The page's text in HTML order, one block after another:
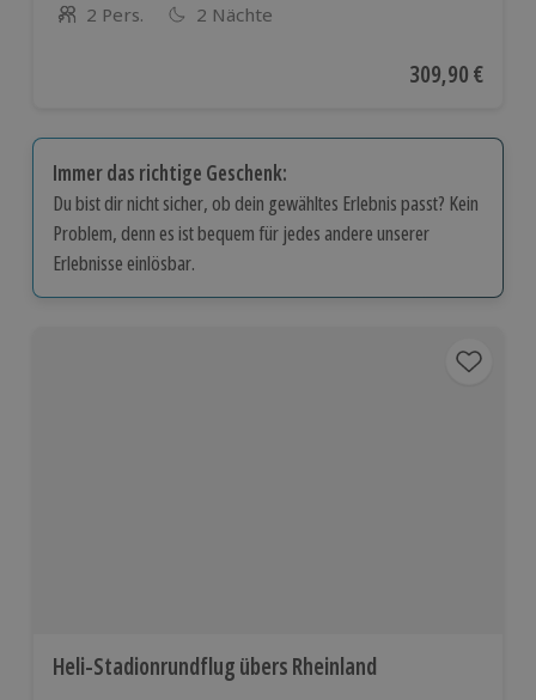
Anzahl der Teilnehmer
2 Pers. 2 Nächte
Aktueller Preis
309,90 €
Immer das richtige Geschenk:
Du bist dir nicht sicher, ob dein gewähltes Erlebnis passt? Kein
Problem, denn es ist bequem für jedes andere unserer
Erlebnisse einlösbar.
Heli-Stadionrundflug übers Rheinland